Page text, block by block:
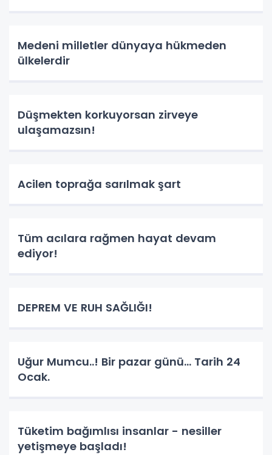
Medeni milletler dünyaya hükmeden
ülkelerdir
Düşmekten korkuyorsan zirveye
ulaşamazsın!
Acilen toprağa sarılmak şart
Tüm acılara rağmen hayat devam
ediyor!
DEPREM VE RUH SAĞLIĞI!
Uğur Mumcu..! Bir pazar günü… Tarih 24
Ocak.
Tüketim bağımlısı insanlar - nesiller
yetişmeye başladı!